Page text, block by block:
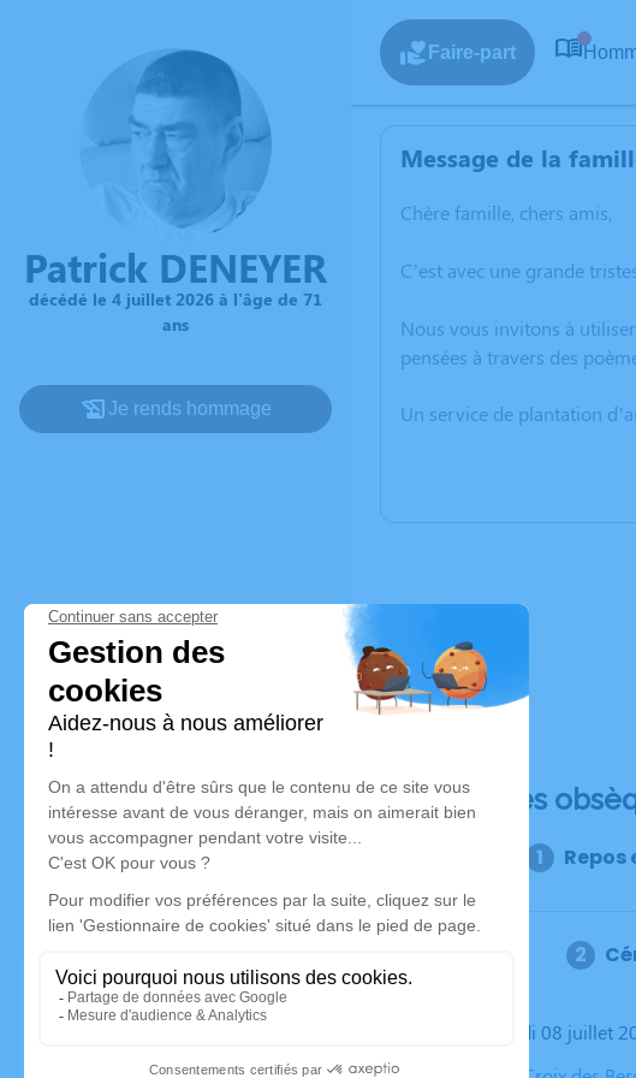
Patrick DENEYER
décédé le 4 juillet 2026 à l'âge de 71
ans
Je rends hommage
Faire-part
Message de la
Chère famille, chers amis,
C’est avec une grande
Nous vous invitons à
pensées à travers des
Un service de plantation
Déroulé des
Le mercredi 08 juillet